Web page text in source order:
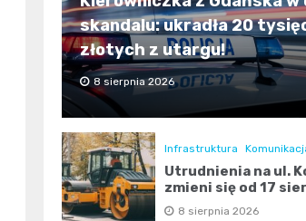
skandalu: ukradła 20
złotych z utargu!
8 sierpnia 2026
Infrastruktura
Utrudnienia na ul.
zmieni się od 17
8 sierpnia 2026